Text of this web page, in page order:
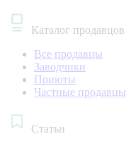
Каталог продавцов
Все продавцы
Заводчики
Приюты
Частные продавцы
Статьи